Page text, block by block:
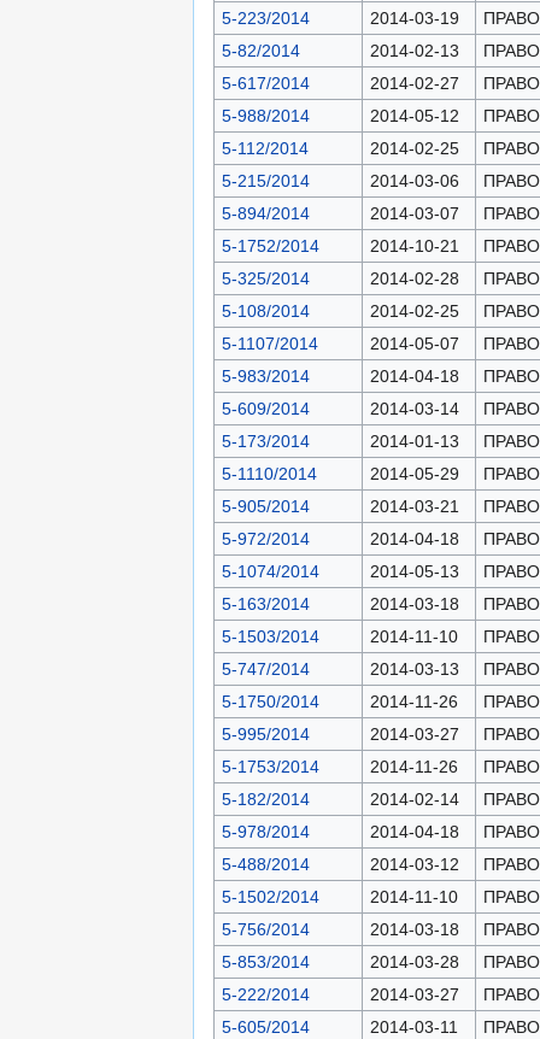
5-223/2014 2014-03-19
5-82/2014
2014-02-13
5-617/2014
2014-02-27
5-988/2014
2014-05-12
5-112/2014
2014-02-25
5-215/2014
2014-03-06
5-894/2014
2014-03-07
5-1752/2014
2014-10-21
5-325/2014
2014-02-28
5-108/2014
2014-02-25
5-1107/2014
2014-05-07
5-983/2014
2014-04-18
5-609/2014
2014-03-14
5-173/2014
2014-01-13
5-1110/2014
2014-05-29
5-905/2014
2014-03-21
5-972/2014
2014-04-18
5-1074/2014
2014-05-13
5-163/2014
2014-03-18
5-1503/2014
2014-11-10
5-747/2014
2014-03-13
5-1750/2014
2014-11-26
5-995/2014
2014-03-27
5-1753/2014
2014-11-26
5-182/2014
2014-02-14
5-978/2014
2014-04-18
5-488/2014
2014-03-12
5-1502/2014
2014-11-10
5-756/2014
2014-03-18
5-853/2014
2014-03-28
5-222/2014
2014-03-27
5-605/2014
2014-03-11